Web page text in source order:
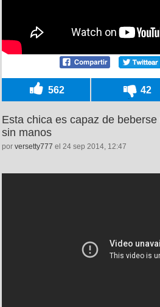
562 42
Esta chica es capaz de
sin manos
por versetty777 el 24 sep 2014, 12:47